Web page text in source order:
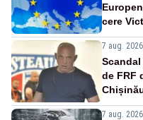
cere
7 aug.
Scandal
de FRF
7 aug.